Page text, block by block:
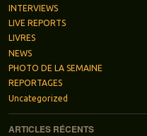
INTERVIEWS
LIVE REPORTS
LIVRES
NEWS
PHOTO DE LA SEMAINE
REPORTAGES
Uncategorized
ARTICLES RÉCENTS